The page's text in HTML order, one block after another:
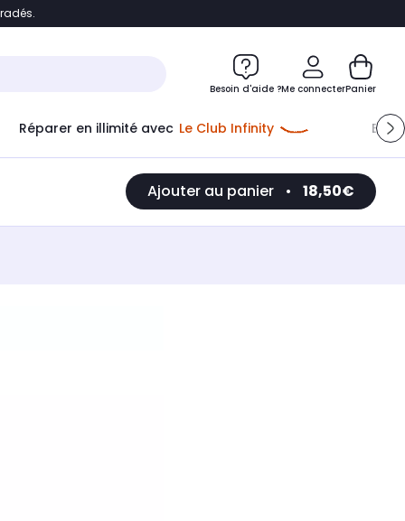
Accéder directement au chatbot
Besoin d'aide ?Me connecterPanier
Réparer en illimité avec Le Club Infinity
Ajouter au panier • 18,50€